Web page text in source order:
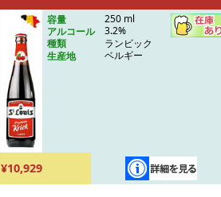
容量
250 ml
アルコール
3.2%
種類
ランビック
生産地
ベルギー
¥10,929